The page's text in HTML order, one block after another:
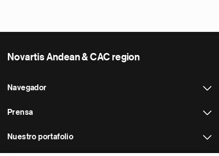
Novartis Andean & CAC region
Navegador
Prensa
Nuestro portafolio